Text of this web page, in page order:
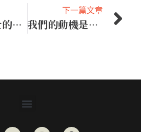
肯亞宣教士的防疫大作戰
下一篇文章
我們的動機是什麼？